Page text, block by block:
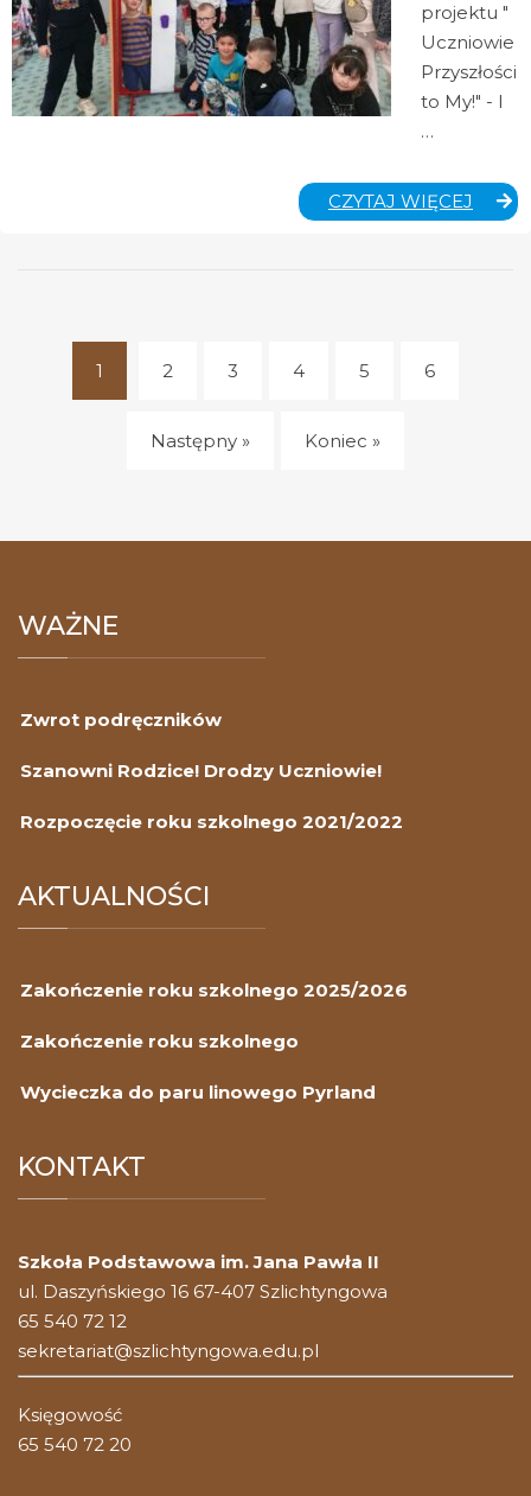
projektu "
Uczniowie
Przyszłości
to My!" - I
…
CZYTAJ WIĘCEJ
1
2 3 4 5 6
Następny » Koniec »
WAŻNE
Zwrot podręczników
Szanowni Rodzice! Drodzy Uczniowie!
Rozpoczęcie roku szkolnego 2021/2022
AKTUALNOŚCI
Zakończenie roku szkolnego 2025/2026
Zakończenie roku szkolnego
Wycieczka do paru linowego Pyrland
KONTAKT
Szkoła Podstawowa im. Jana Pawła II
ul. Daszyńskiego 16 67-407 Szlichtyngowa
65 540 72 12
sekretariat@szlichtyngowa.edu.pl
Księgowość
65 540 72 20